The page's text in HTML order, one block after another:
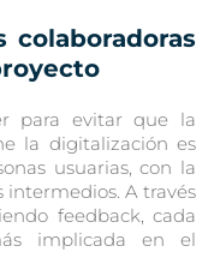
colaboradoras
para evitar que la
la digitalización es
usuarias, con la
intermedios. A través
feedback, cada
implicada en el